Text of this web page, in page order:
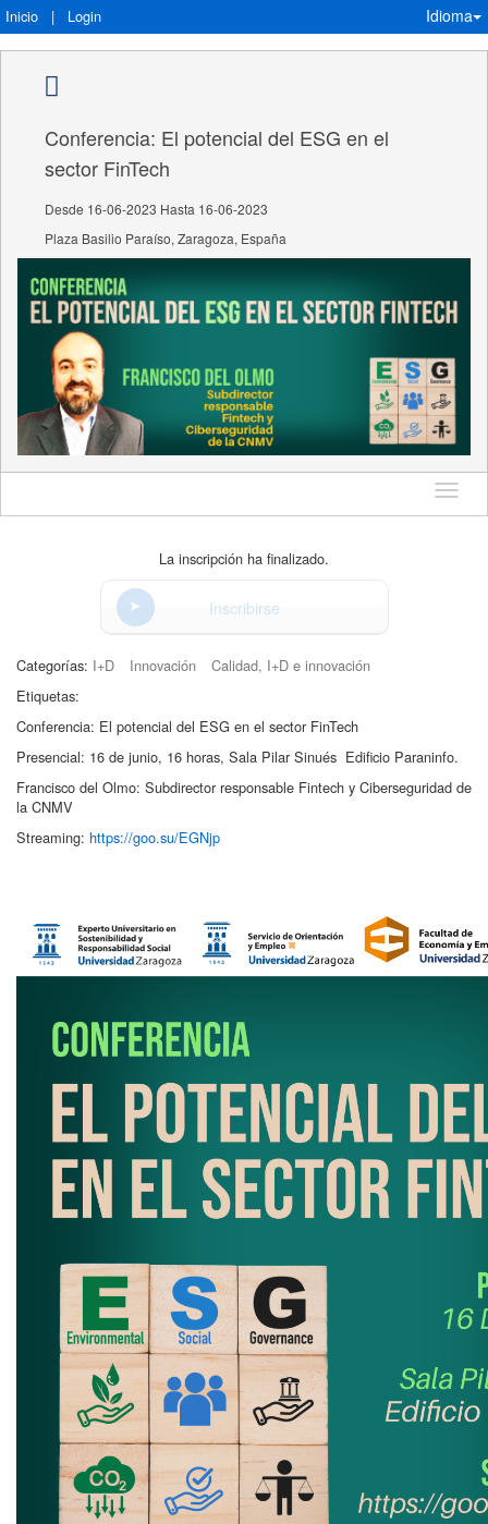
Inicio | Login Idioma
Conferencia: El potencial del ESG en el
sector FinTech
Desde 16-06-2023 Hasta 16-06-2023
Plaza Basilio Paraíso, Zaragoza, España
Idioma
La inscripción ha finalizado.
Inscribirse
Categorías: I+D Innovación
Calidad, I+D e innovación
Etiquetas:
Conferencia: El potencial del ESG en el sector FinTech
Presencial: 16 de junio, 16 horas, Sala Pilar Sinués Edificio Paraninfo.
Francisco del Olmo: Subdirector responsable Fintech y Ciberseguridad de
la CNMV
Streaming: https://goo.su/EGNjp